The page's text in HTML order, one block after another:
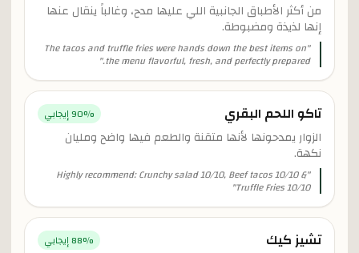
من أكثر الأطباق الجانبية اللي عليها مدح، وغالباً ينقال عنها
إنها لذيذة ومضبوطة.
"
The tacos and truffle fries were hands down the best items on
the menu flavorful, fresh, and perfectly prepared.
"
تاكو اللحم البقري 90% إيجابي
الزوار يمدحونها لأنها متقنة والطعم فيها واضح ومليان
نكهة.
"
Highly recommend: Crunchy salad 10/10, Beef tacos 10/10 &
Truffle Fries 10/10
"
تشيز كيك 88% إيجابي